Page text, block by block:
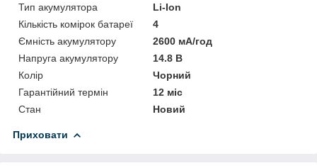
Тип акумулятора
Li-Ion
Кількість комірок батареї
4
Ємність акумулятору
2600 мА/год
Напруга акумулятору
14.8 В
Колір
Чорний
Гарантійний термін
12 міс
Стан
Новий
Приховати